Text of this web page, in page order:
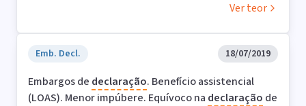
Ver teor
Emb. Decl. 18/07/2019
Embargos de declaração. Benefício assistencial
(LOAS). Menor impúbere. Equívoco na declaração de